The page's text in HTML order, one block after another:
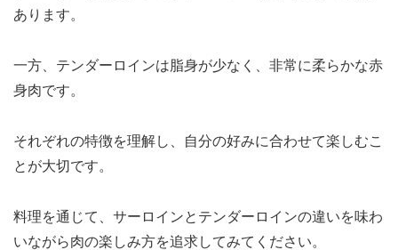
あります。
一方、テンダーロインは脂身が少なく、非常に柔らかな赤
身肉です。
それぞれの特徴を理解し、自分の好みに合わせて楽しむこ
とが大切です。
料理を通じて、サーロインとテンダーロインの違いを味わ
いながら肉の楽しみ方を追求してみてください。